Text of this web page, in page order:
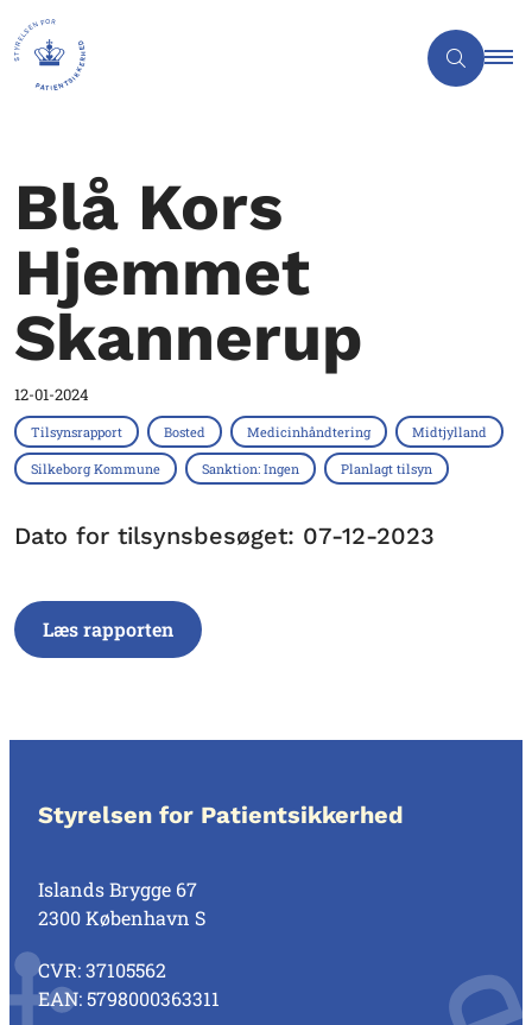
Blå Kors
Hjemmet
Skannerup
12-01-2024
Tilsynsrapport Bosted Medicinhåndtering Midtjylland
Silkeborg Kommune Sanktion: Ingen Planlagt tilsyn
Dato for tilsynsbesøget: 07-12-2023
Læs rapporten
Styrelsen for Patientsikkerhed
Islands Brygge 67
2300 København S
CVR: 37105562
EAN: 5798000363311